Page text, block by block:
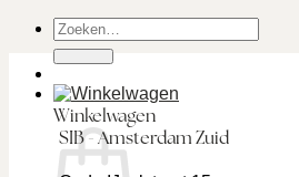
Zoeken
naar:
Winkelwagen
SIB - Amsterdam Zuid